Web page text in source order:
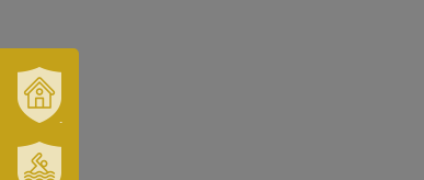
ÉS
TÉRSÉGÜNK